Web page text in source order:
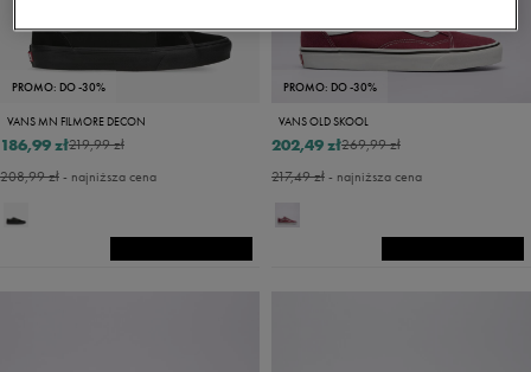
PROMO: DO -30%
VANS MN FILMORE DECON
219,99 zł
186,99 zł
208,99 zł- najniższa cena
PROMO: DO -30%
VANS OLD SKOOL
269,99 zł
202,49 zł
217,49 zł- najniższa cena